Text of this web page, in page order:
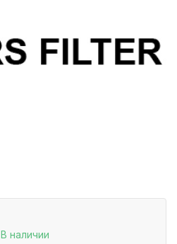
В наличии